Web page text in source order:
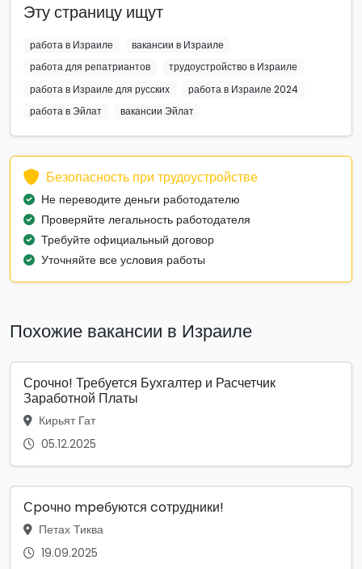
Эту страницу ищут
работа в Израиле
вакансии в Израиле
работа для репатриантов
трудоустройство в Израиле
работа в Израиле для русских
работа в Израиле 2024
работа в Эйлат
вакансии Эйлат
Безопасность при трудоустройстве
Не переводите деньги работодателю
Проверяйте легальность работодателя
Требуйте официальный договор
Уточняйте все условия работы
Похожие вакансии в Израиле
Срочно! Требуется Бухгалтер и Расчетчик
Заработной Платы
Кирьят Гат
05.12.2025
Сpoчно mpeбуются coтрудники!
Петах Тиква
19.09.2025